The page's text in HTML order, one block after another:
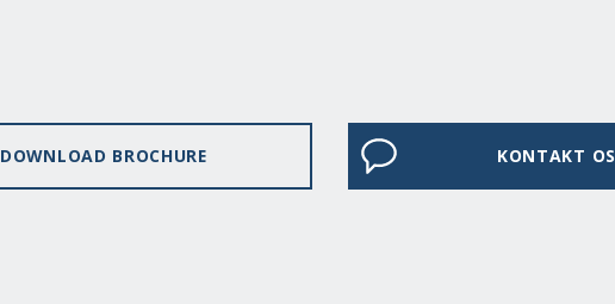
DOWNLOAD BROCHURE KONTAKT OS